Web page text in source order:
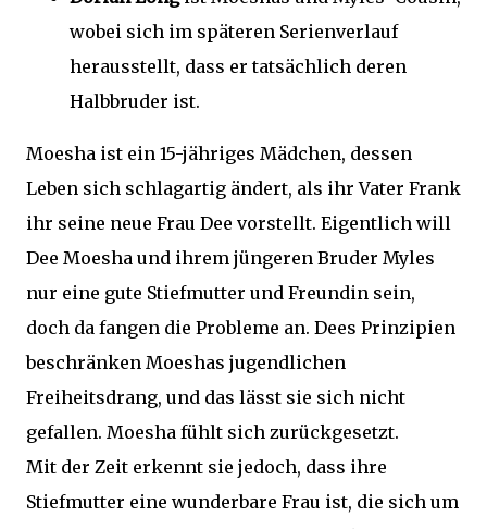
wobei sich im späteren Serienverlauf
herausstellt, dass er tatsächlich deren
Halbbruder ist.
Moesha ist ein 15-jähriges Mädchen, dessen
Leben sich schlagartig ändert, als ihr Vater Frank
ihr seine neue Frau Dee vorstellt. Eigentlich will
Dee Moesha und ihrem jüngeren Bruder Myles
nur eine gute Stiefmutter und Freundin sein,
doch da fangen die Probleme an. Dees Prinzipien
beschränken Moeshas jugendlichen
Freiheitsdrang, und das lässt sie sich nicht
gefallen. Moesha fühlt sich zurückgesetzt.
Mit der Zeit erkennt sie jedoch, dass ihre
Stiefmutter eine wunderbare Frau ist, die sich um